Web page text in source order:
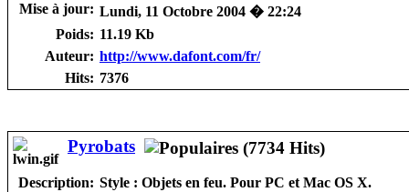
Mise à jour: Lundi, 11 Octobre 2004 � 22:24
Poids: 11.19 Kb
Auteur: http://www.dafont.com/fr/
Hits: 7376
Pyrobats
Description: Style : Objets en feu. Pour PC et Mac OS X.